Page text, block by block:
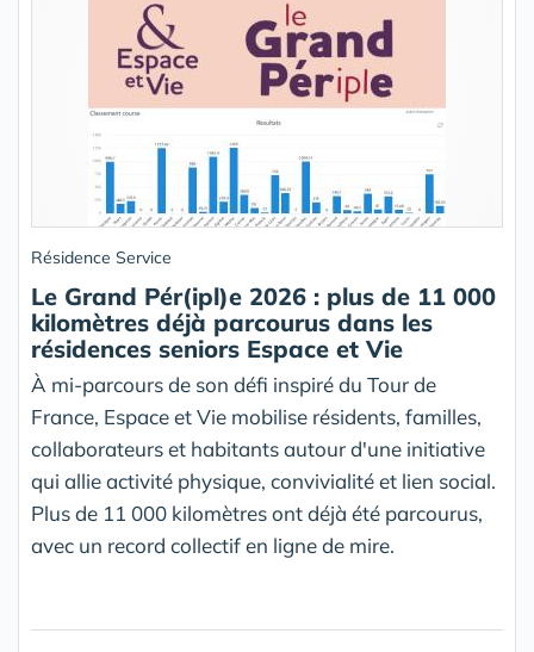
Résidence Service
Le Grand Pér(ipl)e 2026 : plus de 11 000
kilomètres déjà parcourus dans les
résidences seniors Espace et Vie
À mi-parcours de son défi inspiré du Tour de
France, Espace et Vie mobilise résidents, familles,
collaborateurs et habitants autour d'une initiative
qui allie activité physique, convivialité et lien social.
Plus de 11 000 kilomètres ont déjà été parcourus,
avec un record collectif en ligne de mire.